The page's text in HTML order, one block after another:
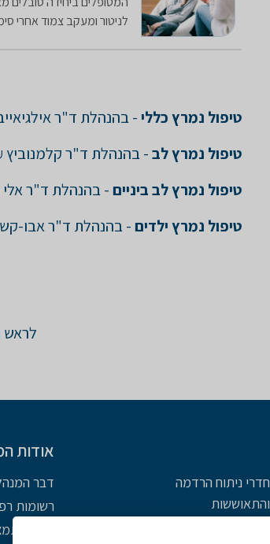
לניטור ומעקב צמוד אחרי
טיפול נמרץ כללי- בהנהלת ד"ר
טיפול נמרץ לב- בהנהלת ד"ר קלמנוביץ
טיפול נמרץ לב ביניים- בהנהלת ד"ר אלי
טיפול נמרץ ילדים- בהנהלת ד"ר אבו-
חדרי ניתוח הרדמה
והתאוששות
אודות
דבר
רשומות
מפת